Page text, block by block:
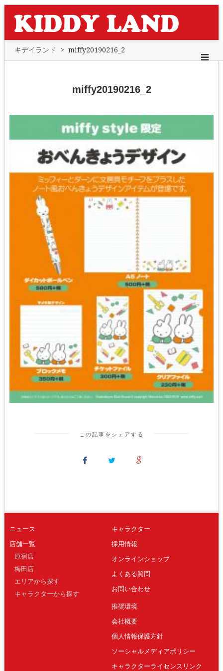
キデイランド > miffy20190216_2
miffy20190216_2
この記事をシェアする
ニュース
店舗一覧
原宿店
梅田店
エリアから探す
キャラクターから探す
キャラクター
採用情報
オンラインショップ
よくある質問
お問い合わせ
推奨環境
会社概要
個人情報保護方針
ソーシャルメディアポリシー
キャラクターライセンスリンク